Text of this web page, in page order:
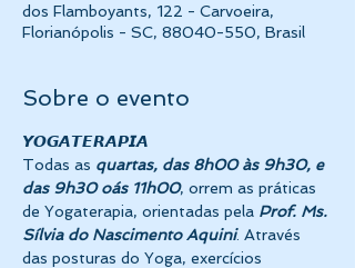
dos Flamboyants, 122 - Carvoeira,
Florianópolis - SC, 88040-550, Brasil
Sobre o evento
𝙔𝙊𝙂𝘼𝙏𝙀𝙍𝘼𝙋𝙄𝘼
Todas as quartas, das 8h00 às 9h30, e
das 9h30 oás 11h00, orrem as práticas
de Yogaterapia, orientadas pela Prof. Ms.
Sílvia do Nascimento Aquini. Através
das posturas do Yoga, exercícios